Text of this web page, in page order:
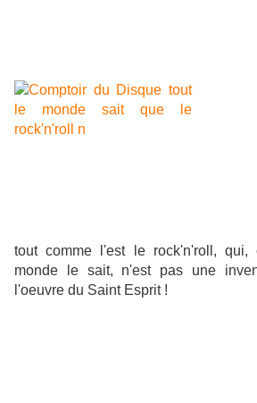
tout comme l'est le rock'n'roll, qui,
monde le sait, n'est pas une
l'oeuvre du Saint Esprit !